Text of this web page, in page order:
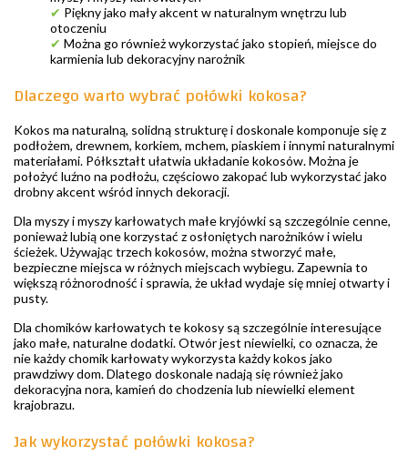
✔ Piękny jako mały akcent w naturalnym wnętrzu lub
otoczeniu
✔ Można go również wykorzystać jako stopień, miejsce do
karmienia lub dekoracyjny narożnik
Dlaczego warto wybrać połówki kokosa?
Kokos ma naturalną, solidną strukturę i doskonale komponuje się z
podłożem, drewnem, korkiem, mchem, piaskiem i innymi naturalnymi
materiałami. Półkształt ułatwia układanie kokosów. Można je
położyć luźno na podłożu, częściowo zakopać lub wykorzystać jako
drobny akcent wśród innych dekoracji.
Dla myszy i myszy karłowatych małe kryjówki są szczególnie cenne,
ponieważ lubią one korzystać z osłoniętych narożników i wielu
ścieżek. Używając trzech kokosów, można stworzyć małe,
bezpieczne miejsca w różnych miejscach wybiegu. Zapewnia to
większą różnorodność i sprawia, że układ wydaje się mniej otwarty i
pusty.
Dla chomików karłowatych te kokosy są szczególnie interesujące
jako małe, naturalne dodatki. Otwór jest niewielki, co oznacza, że
nie każdy chomik karłowaty wykorzysta każdy kokos jako
prawdziwy dom. Dlatego doskonale nadają się również jako
dekoracyjna nora, kamień do chodzenia lub niewielki element
krajobrazu.
Jak wykorzystać połówki kokosa?